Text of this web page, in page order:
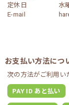
定休日
水
E-mail
お支払い方法につ
次の方法がご利用い
PAY ID あと払い